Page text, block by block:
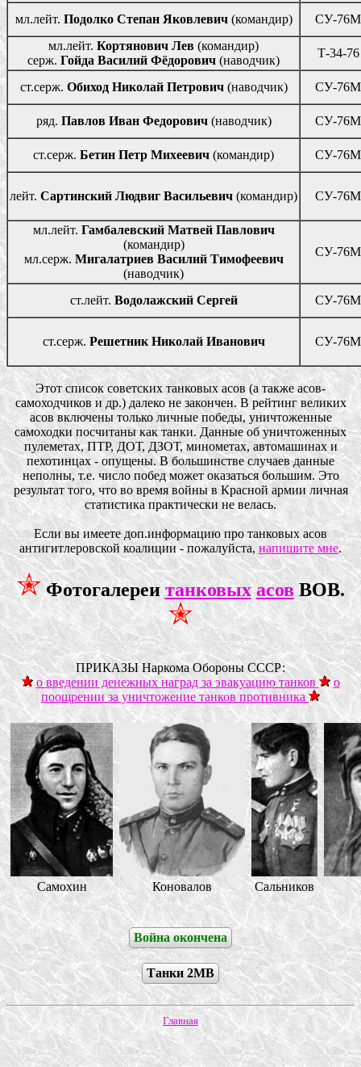
мл.лейт. Подолко Степан Яковлевич(командир)
СУ-76М
мл.лейт. Кортянович Лев (командир)
серж. Гойда Василий Фёдорович (наводчик)
Т-34-76
ст.серж. Обиход Николай Петрович(наводчик) СУ-76М
ряд. Павлов Иван Федорович(наводчик) СУ-76М
ст.серж. Бетин Петр Михеевич (командир) СУ-76М
лейт. Сартинский Людвиг Васильевич (командир) СУ-76М
мл.лейт. Гамбалевский Матвей Павлович
(командир)
мл.серж. Мигалатриев Василий Тимофеевич
(наводчик)
СУ-76М
ст.лейт. Водолажский Сергей СУ-76М
ст.серж. Решетник Николай Иванович СУ-76М
Этот список советских танковых асов (а также асов-
самоходчиков и др.) далеко не закончен. В рейтинг великих
асов включены только личные победы, уничтоженные
самоходки посчитаны как танки. Данные об уничтоженных
пулеметах, ПТР, ДОТ, ДЗОТ, минометах, автомашинах и
пехотинцах - опущены. В большинстве случаев данные
неполны, т.е. чиcло побед может оказаться большим. Это
результат того, что во время войны в Красной армии личная
статистика практически не велась.
Если вы имеете доп.информацию про танковых асов
антигитлеровской коалиции - пожалуйста,напишите мне.
Фотогалереитанковых асовВОВ.
ПРИКАЗЫ Наркома Обороны СССР:
о введении денежных наград за эвакуацию танков
о
поощрении за уничтожение танков противника
Самохин Коновалов Сальников
Война окончена
Танки 2МВ
Главная